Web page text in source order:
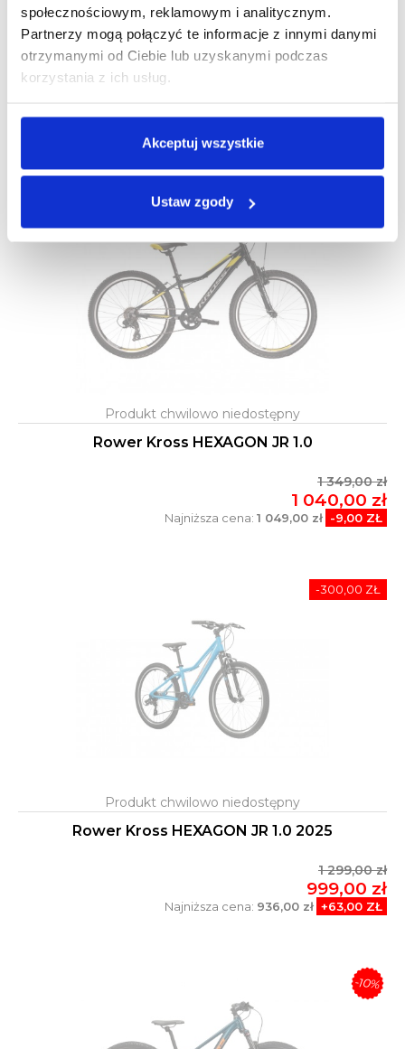
społecznościowym, reklamowym i analitycznym.
Partnerzy mogą połączyć te informacje z innymi danymi
otrzymanymi od Ciebie lub uzyskanymi podczas
korzystania z ich usług.
Akceptuj wszystkie
Ustaw zgody
Rower KROSS LEVEL MINI 3.0 Light 2023
1 047,85 zł
Rower Kross HEXAGON JR 1.0
1 349,00 zł
1 040,00 zł
Najniższa cena: 1 049,00 zł -9,00 ZŁ
WYPRZEDAŻ!
Rower Kross HEXAGON JR 1.0 2025
1 299,00 zł
999,00 zł
Najniższa cena: 936,00 zł +63,00 ZŁ
-300,00 ZŁ
-10%